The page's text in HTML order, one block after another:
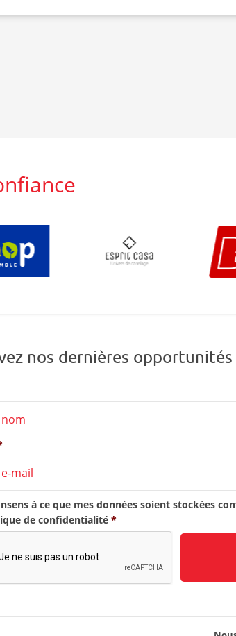
nos dernières opportunités
à ce que mes données soient stockées
de confidentialité *